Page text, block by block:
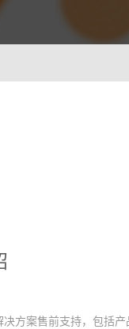
智能排班 VisionWFM
方案售前支持，包括